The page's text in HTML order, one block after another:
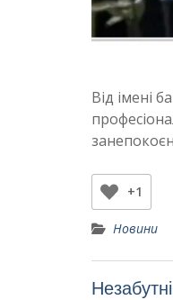
Від імені
+1
Новини